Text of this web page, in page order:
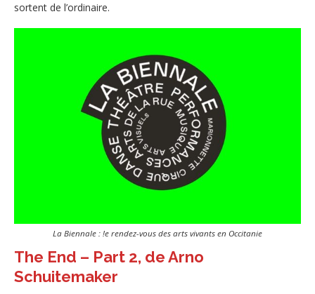
sortent de l’ordinaire.
La Biennale : !e rendez-vous des arts vivants en Occitanie
The End – Part 2, de Arno
Schuitemaker